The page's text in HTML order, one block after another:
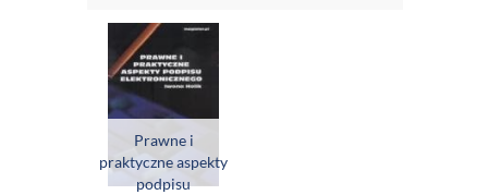
Prawne i
praktyczne aspekty
podpisu